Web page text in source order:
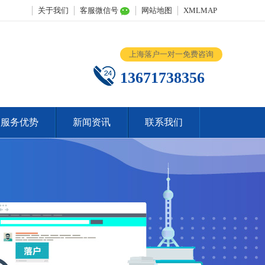
关于我们 客服微信号 网站地图 XMLMAP
上海落户一对一免费咨询
13671738356
服务优势 新闻资讯 联系我们